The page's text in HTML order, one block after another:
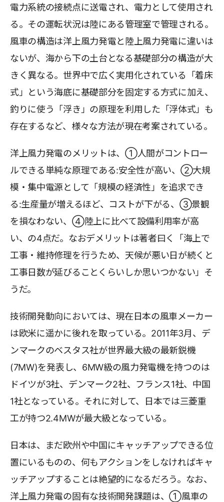
電力系統の接続点に送電され、電力として使用され
る。その運転状況は陸にある管理室で管理される。
風車の構造は洋上風力発電と陸上風力発電に違いは
ないが、海から下の土台となる基礎部分の構造が大
きく異なる。世界中で広く実用化されている「着床
式」という海底に基礎部分を固定する方式に加え、
釣りに使う「浮き」の原理を利用した「浮体式」も
存在するなど、様々な方法が現在考案されている。
洋上風力発電のメリットは、①人間がコントロー
ルできる単純な原理である:安全性が高い、②大規
模・集中電源として「規模の経済性」を追求でき
る:生産量が増えるほど、コストが下がる、③景観
を損なわない、④陸上に比べて設備利用率が高
い、の4点だ。なおデメリットは著者曰く「海上で
工事・維持修理を行うため、天候が悪い日が続くと
工事日数が延びることくらいしか思いつかない」そ
うだ。
技術開発動向においては、現在日本の風車メーカー
は欧米に遥かに後れを取っている。2011年3月、デ
ンマークのベスタス社が世界最大級の最新鋭機
(7MW)を発表し、6MW級の風力発電機を持つのは
ドイツが3社、デンマーク2社、フランス1社、中国
1社となっている。それに対して、日本では三菱重
工が持つ2.4MWが最大級となっている。
日本は、まだ欧州や中国にキャッチアップできる位
置にいるものの、何もアクションをしなければキャ
ッチアップすることは絶望的になるだろう。なお、
洋上風力発電の固有な技術開発課題は、①風車の